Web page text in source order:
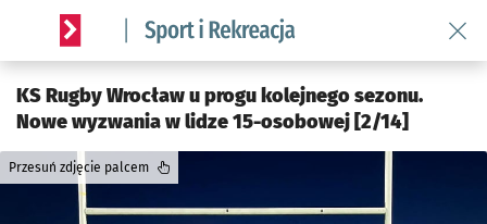
Serwis informacyjny wroclaw.pl podserwis: Sport i rekreacja
KS Rugby Wrocław u progu kolejnego sezonu.
Nowe wyzwania w lidze 15-osobowej [2/14]
Przesuń zdjęcie palcem